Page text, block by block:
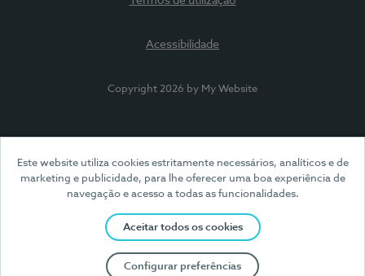
Este website utiliza cookies estritamente necessários, analíticos e de
marketing e publicidade, para lhe oferecer uma boa experiência de
navegação e acesso a todas as funcionalidades.
Aceitar todos os cookies
Configurar preferências
Acessibilidade
Copyright 2026 by My Website